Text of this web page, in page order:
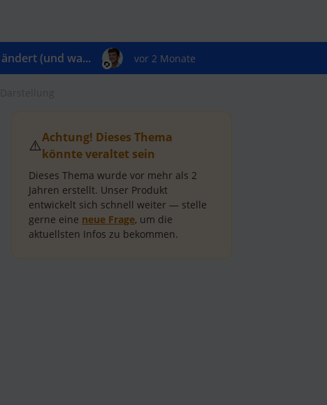
(und wa... vor 2 Monate
⚠️Achtung! Dieses Thema
könnte veraltet sein
Dieses Thema wurde vor mehr als 2
Jahren erstellt. Unser Produkt
entwickelt sich schnell weiter — stelle
gerne eine neue Frage, um die
aktuellsten Infos zu bekommen.